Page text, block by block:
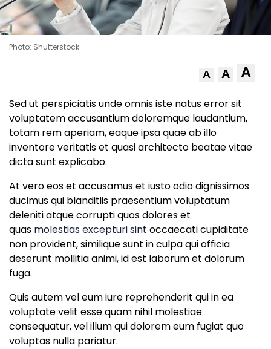
Photo: Shutterstock
A A A
Sed ut perspiciatis unde omnis iste natus error sit
voluptatem accusantium doloremque laudantium,
totam rem aperiam, eaque ipsa quae ab illo
inventore veritatis et quasi architecto beatae vitae
dicta sunt explicabo.
At vero eos et accusamus et iusto odio dignissimos
ducimus qui blanditiis praesentium voluptatum
deleniti atque corrupti quos dolores et
quas molestias excepturi sint occaecati cupiditate
non provident, similique sunt in culpa qui officia
deserunt mollitia animi, id est laborum et dolorum
fuga.
Quis autem vel eum iure reprehenderit qui in ea
voluptate velit esse quam nihil molestiae
consequatur, vel illum qui dolorem eum fugiat quo
voluptas nulla pariatur.